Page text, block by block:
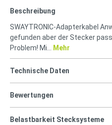
Beschreibung
SWAYTRONIC-Adapterkabel
gefunden aber der Stecker
Problem! Mi…
Mehr
Technische Daten
Bewertungen
Belastbarkeit Stecksysteme